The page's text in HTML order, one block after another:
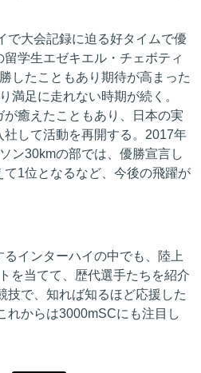
で大会記録に迫る好タイムで優
学生エゼキエル・チェボティ
したこともあり期待が高まった
満足に走れない時期が続く。
癒えたこともあり、日本の実
して活動を再開する。2017年
ン30kmの部では、優勝宣言し
1位となるなど、今後の飛躍が
インターハイの中でも、陸上
を当てて、歴代選手たちを紹介
技で、知れば知るほど応援した
れからは3000mSCにも注目し